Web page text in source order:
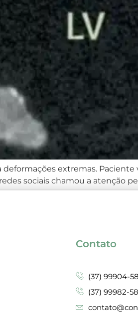
extremas.
sociais chamou a atenção
[…]
Contato
(37) 99904-
(37) 99982-